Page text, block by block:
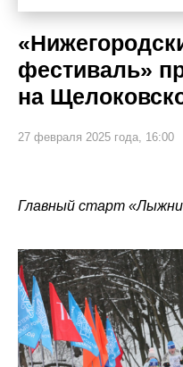
фестиваль»
на
27 февраля 2025 года, 16:00
Главный старт «Лыжни